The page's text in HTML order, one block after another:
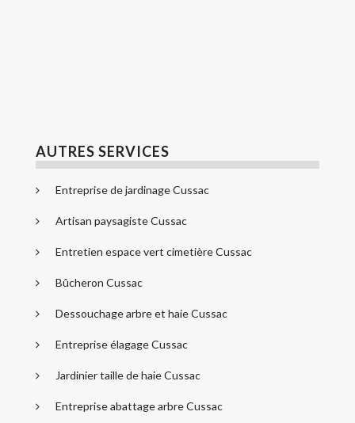
AUTRES SERVICES
Entreprise de jardinage Cussac
Artisan paysagiste Cussac
Entretien espace vert cimetière Cussac
Bûcheron Cussac
Dessouchage arbre et haie Cussac
Entreprise élagage Cussac
Jardinier taille de haie Cussac
Entreprise abattage arbre Cussac